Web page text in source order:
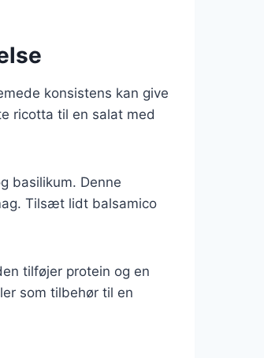
konsistens kan give
ricotta til en salat med
basilikum. Denne
Tilsæt lidt balsamico
tilføjer protein og en
som tilbehør til en